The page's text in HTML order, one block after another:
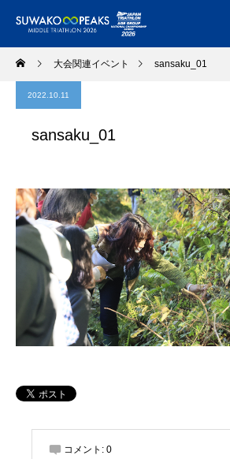
大会関連イベント sansaku_01
2022.10.11
sansaku_01
コメント: 0